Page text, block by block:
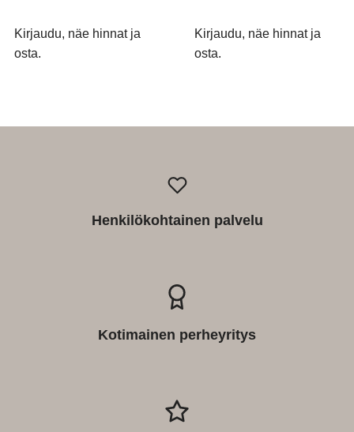
Kirjaudu, näe hinnat ja
osta.
Kirjaudu, näe hinnat ja
osta.
Henkilökohtainen palvelu
Kotimainen perheyritys